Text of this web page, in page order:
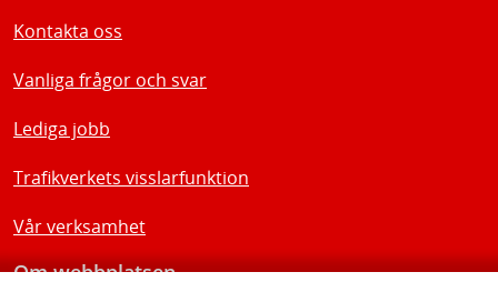
Kontakta oss
Vanliga frågor och svar
Lediga jobb
Trafikverkets visslarfunktion
Vår verksamhet
Om webbplatsen